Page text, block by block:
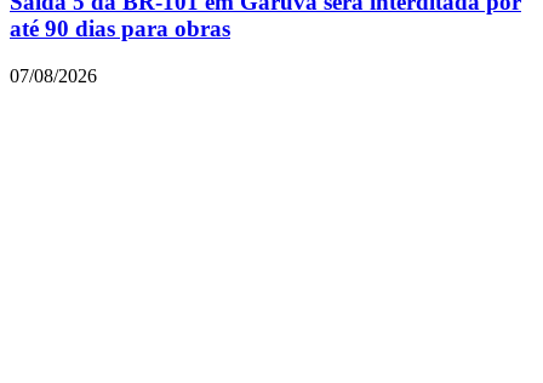
até 90 dias para obras
07/08/2026